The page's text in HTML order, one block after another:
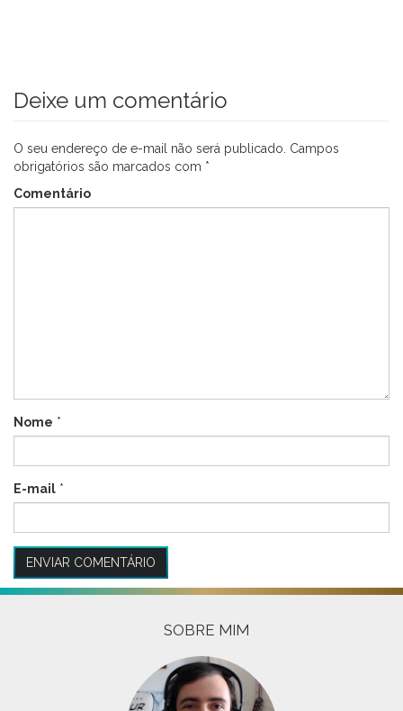
Deixe um comentário
O seu endereço de e-mail não será publicado. Campos
obrigatórios são marcados com *
Comentário
Nome *
E-mail *
SOBRE MIM